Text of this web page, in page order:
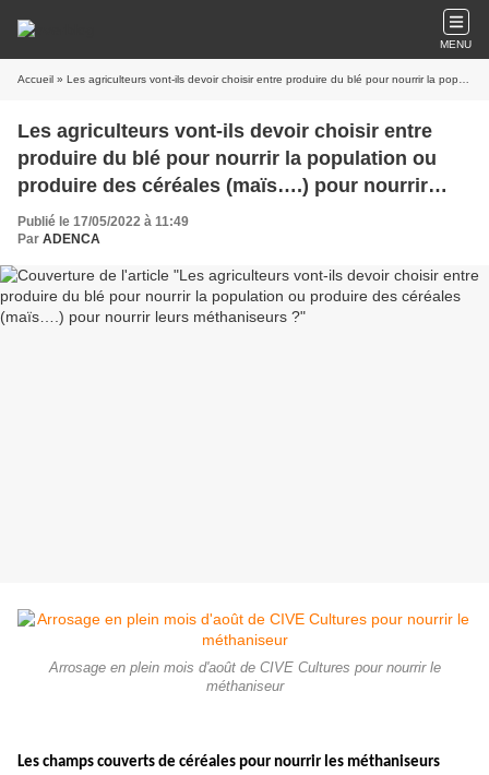
MENU
Accueil » Les agriculteurs vont-ils devoir choisir entre produire du blé pour nourrir la population ou produire des céréales (maïs….) pour nourrir leurs méthaniseurs ?
Les agriculteurs vont-ils devoir choisir entre
produire du blé pour nourrir la population ou
produire des céréales (maïs….) pour nourrir
leurs méthaniseurs ?
Publié le 17/05/2022 à 11:49
Par ADENCA
Arrosage en plein mois d'août de CIVE Cultures pour nourrir le
méthaniseur
Les champs couverts de céréales pour nourrir les méthaniseurs